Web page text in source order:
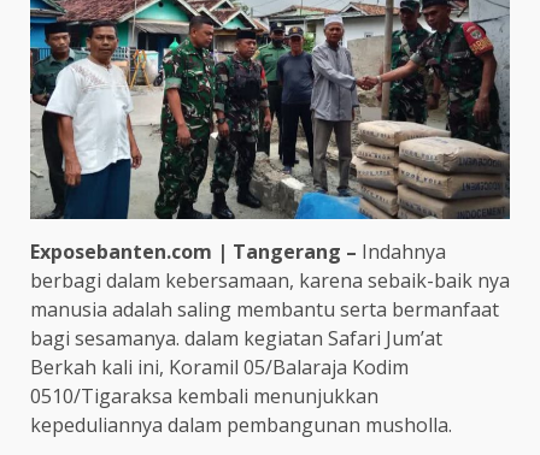
Exposebanten.com | Tangerang – Indahnya
berbagi dalam kebersamaan, karena sebaik-baik nya
manusia adalah saling membantu serta bermanfaat
bagi sesamanya. dalam kegiatan Safari Jum’at
Berkah kali ini, Koramil 05/Balaraja Kodim
0510/Tigaraksa kembali menunjukkan
kepeduliannya dalam pembangunan musholla.